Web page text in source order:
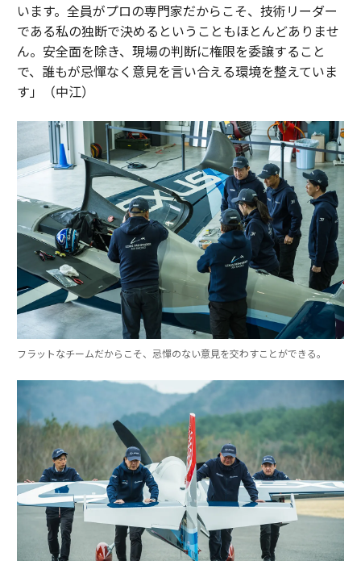
います。全員がプロの専門家だからこそ、技術リーダー
である私の独断で決めるということもほとんどありませ
ん。安全面を除き、現場の判断に権限を委譲すること
で、誰もが忌憚なく意見を言い合える環境を整えていま
す」（中江）
フラットなチームだからこそ、忌憚のない意見を交わすことができる。